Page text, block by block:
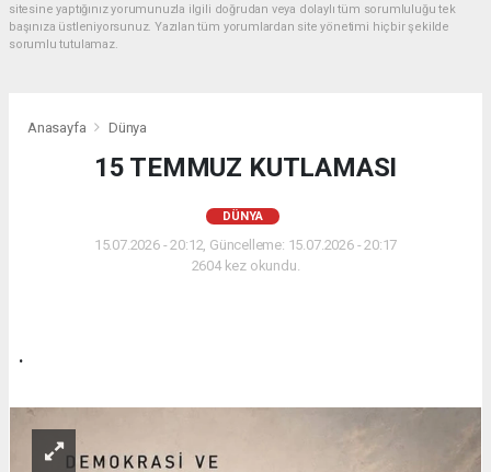
sitesine yaptığınız yorumunuzla ilgili doğrudan veya dolaylı tüm sorumluluğu tek
başınıza üstleniyorsunuz. Yazılan tüm yorumlardan site yönetimi hiçbir şekilde
sorumlu tutulamaz.
Anasayfa Dünya
15 TEMMUZ KUTLAMASI
DÜNYA
15.07.2026 - 20:12, Güncelleme: 15.07.2026 - 20:17
2604 kez okundu.
.